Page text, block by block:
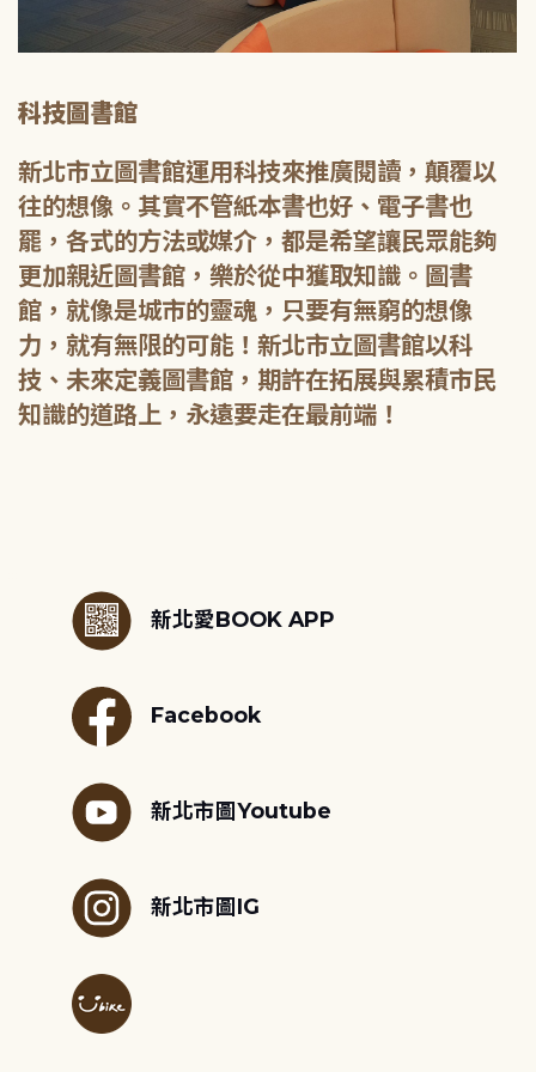
科技圖書館
新北市立圖書館運用科技來推廣閱讀，顛覆以
往的想像。其實不管紙本書也好、電子書也
罷，各式的方法或媒介，都是希望讓民眾能夠
更加親近圖書館，樂於從中獲取知識。圖書
館，就像是城市的靈魂，只要有無窮的想像
力，就有無限的可能！新北市立圖書館以科
技、未來定義圖書館，期許在拓展與累積市民
知識的道路上，永遠要走在最前端！
新北愛BOOK APP
Facebook
新北市圖Youtube
新北市圖IG